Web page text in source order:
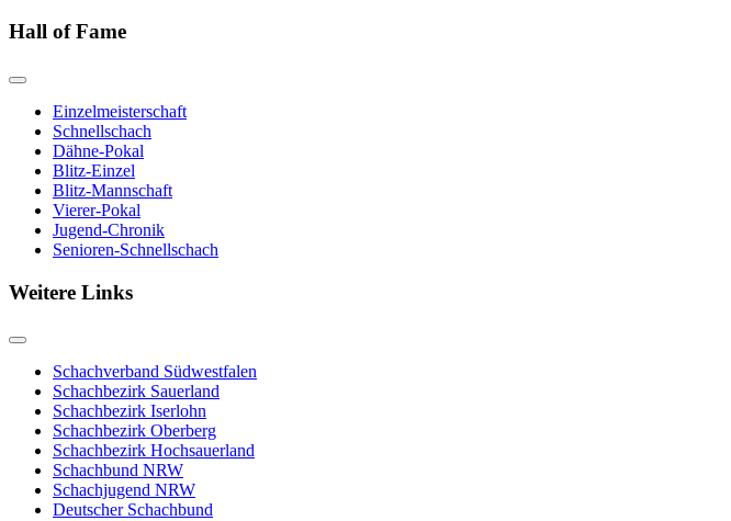
Hall of Fame
Einzelmeisterschaft
Schnellschach
Dähne-Pokal
Blitz-Einzel
Blitz-Mannschaft
Vierer-Pokal
Jugend-Chronik
Senioren-Schnellschach
Weitere Links
Schachverband Südwestfalen
Schachbezirk Sauerland
Schachbezirk Iserlohn
Schachbezirk Oberberg
Schachbezirk Hochsauerland
Schachbund NRW
Schachjugend NRW
Deutscher Schachbund